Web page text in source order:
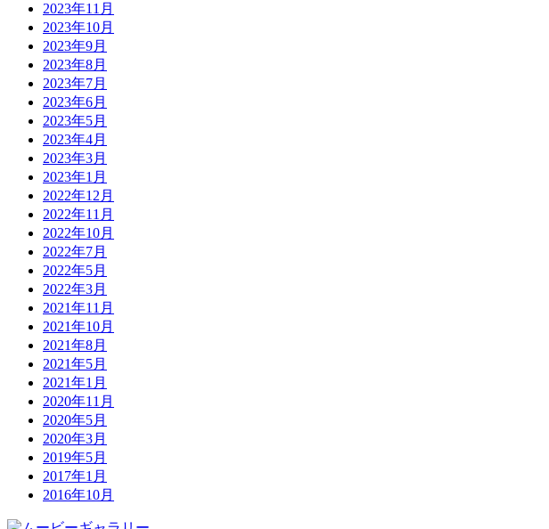
2023年11月
2023年10月
2023年9月
2023年8月
2023年7月
2023年6月
2023年5月
2023年4月
2023年3月
2023年1月
2022年12月
2022年11月
2022年10月
2022年7月
2022年5月
2022年3月
2021年11月
2021年10月
2021年8月
2021年5月
2021年1月
2020年11月
2020年5月
2020年3月
2019年5月
2017年1月
2016年10月